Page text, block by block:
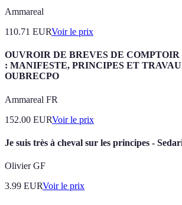
Ammareal
110.71 EURVoir le prix
OUVROIR DE BREVES DE
: MANIFESTE, PRINCIPES ET
OUBRECPO
Ammareal FR
152.00 EURVoir le prix
Je suis très à cheval sur les principes -
Olivier GF
3.99 EURVoir le prix